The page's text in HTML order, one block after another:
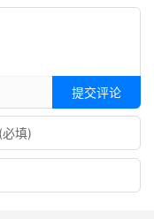
提交评论